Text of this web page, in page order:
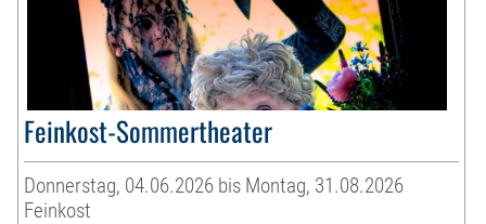
Feinkost-Sommertheater
Donnerstag, 04.06.2026 bis Montag, 31.08.2026
Feinkost